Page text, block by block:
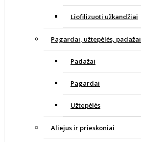
Liofilizuoti užkandžiai
Pagardai, užtepėlės, padažai
Padažai
Pagardai
Užtepėlės
Aliejus ir prieskoniai